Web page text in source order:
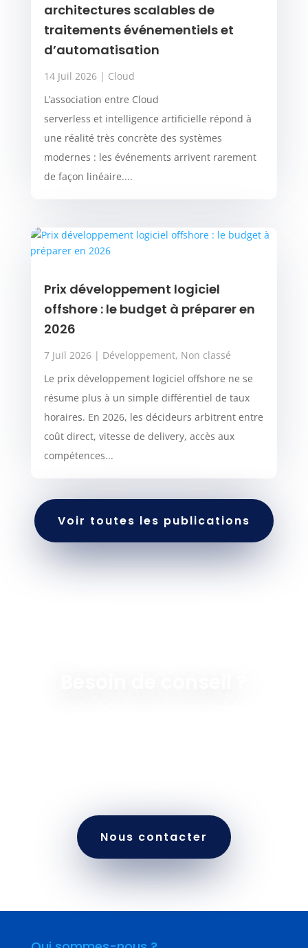
architectures scalables de
traitements événementiels et
d’automatisation
14 Juil 2026| Cloud
L’association entre Cloud
serverless et intelligence artificielle répond à
une réalité très concrète des systèmes
modernes : les événements arrivent rarement
de façon linéaire....
Prix développement logiciel
offshore : le budget à préparer en
2026
7 Juil 2026| Développement, Non classé
Le prix développement logiciel offshore ne se
résume plus à un simple différentiel de taux
horaires. En 2026, les décideurs arbitrent entre
coût direct, vitesse de delivery, accès aux
compétences...
Voir toutes les publications
Nous contacter